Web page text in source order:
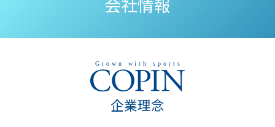
Grown with sports
企業理念